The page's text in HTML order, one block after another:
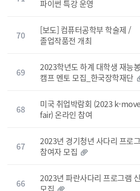
파이썬 특강 운영
70
[보도] 컴퓨터공학부 학술제 /
졸업작품전 개최
69
2023학년도 하계 대학생 재능
캠프 멘토 모집_한국장학재단
68
미국 취업박람회 (2023 k-
fair) 온라인 참여
67
2023년 경기청년 사다리 프로
참여자 모집
66
2023년 파란사다리 프로그램
모집